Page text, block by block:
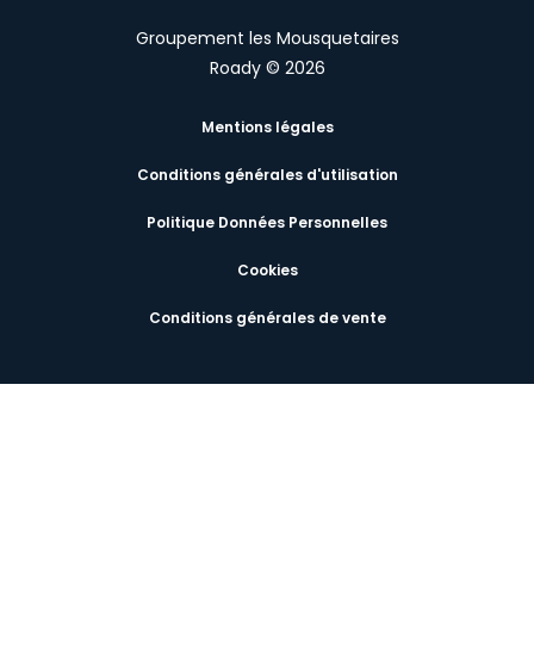
Groupement les Mousquetaires
Roady © 2026
Mentions légales
Conditions générales d'utilisation
Politique Données Personnelles
Cookies
Conditions générales de vente